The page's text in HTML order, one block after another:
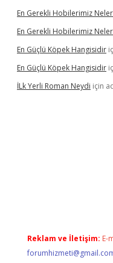
En Gerekli Hobilerimiz
En Gerekli Hobilerimiz
En Güçlü Köpek Hangisidir
En Güçlü Köpek Hangisidir
İLk Yerli Roman Neydi için
Reklam ve İletişim: E-